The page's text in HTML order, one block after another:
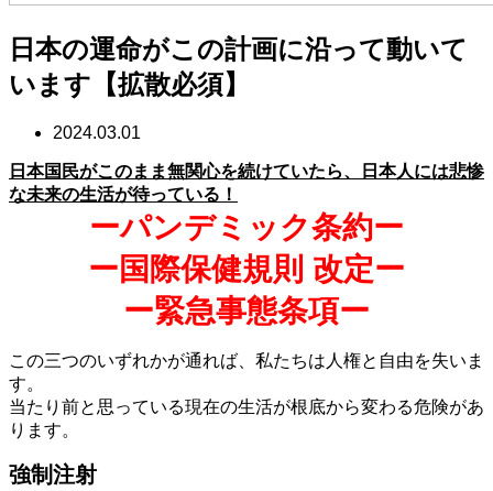
日本の運命がこの計画に沿って動いて
います【拡散必須】
2024.03.01
日本国民がこのまま無関心を続けていたら、日本人には悲惨
な未来の生活が待っている！
ーパンデミック条約ー
ー国際保健規則 改定ー
ー緊急事態条項ー
この三つのいずれかが通れば、私たちは人権と自由を失いま
す。
当たり前と思っている現在の生活が根底から変わる危険があ
ります。
強制注射